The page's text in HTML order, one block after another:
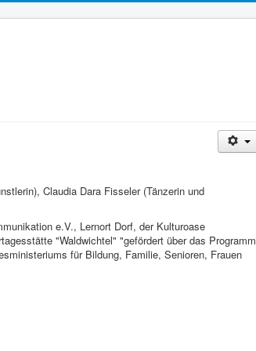
Claudia Dara Fisseler (Tänzerin und
e.V., Lernort Dorf, der Kulturoase
"Waldwichtel" "gefördert über das Programm
für Bildung, Familie, Senioren, Frauen